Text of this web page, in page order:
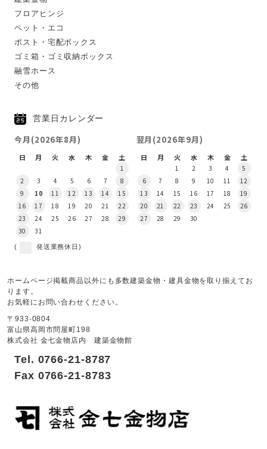
フロアヒンジ
ペット・エコ
ポスト・宅配ボックス
ゴミ箱・ゴミ収納ボックス
融雪ホース
その他
営業日カレンダー
今月(2026年8月)
日 月 火 水 木 金 土
1
2
3 4 5 6 7
8
9
10 11 12 13 14
15
16
17 18 19 20 21
22
23
24 25 26 27 28
29
30
31
翌月(2026年9月)
日 月 火 水 木 金 土
1 2 3 4
5
6
7 8 9 10 11
12
13
14 15 16 17 18
19
20
21 22 23 24 25
26
27
28 29 30
( 発送業務休日)
ホームページ掲載商品以外にも多数建築金物・建具金物を取り揃えてお
ります。
お気軽にお問い合わせください。
〒933-0804
富山県高岡市問屋町198
株式会社 金七金物店内 建築金物館
Tel. 0766-21-8787
Fax 0766-21-8783